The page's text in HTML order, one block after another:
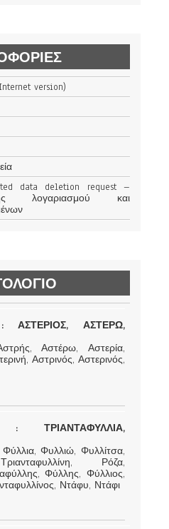
version)
data deletion request –
λογαριασμού και
ΑΣΤΕΡΙΟΣ, ΑΣΤΕΡΩ,
Αστέρω, Αστερία,
Αστρινός, Αστερινός,
ΤΡΙΑΝΤΑΦΥΛΛΙΑ,
Φυλλιώ, Φυλλίτσα,
Ρόζα,
Φύλλης, Φύλλιος,
Ντάφυ, Ντάφι